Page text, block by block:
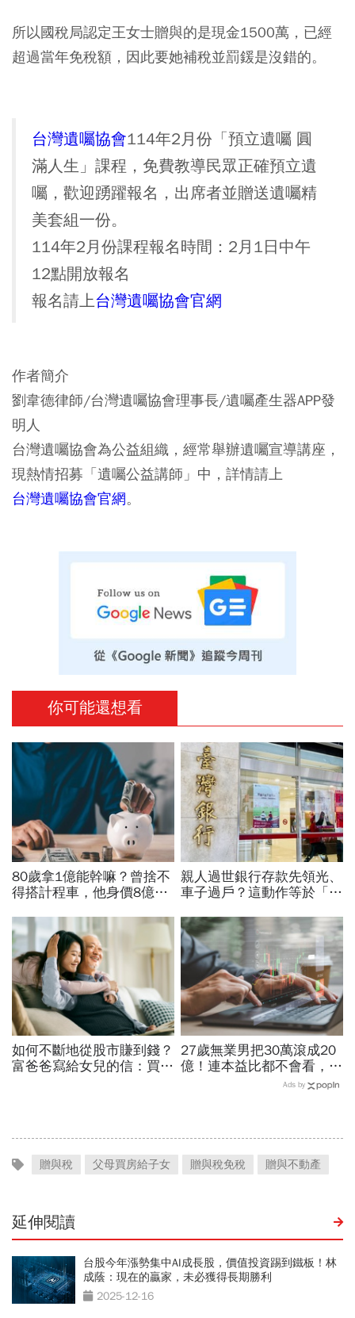
所以國稅局認定王女士贈與的是現金1500萬，已經
超過當年免稅額，因此要她補稅並罰鍰是沒錯的。
台灣遺囑協會114年2月份「預立遺囑 圓
滿人生」課程，免費教導民眾正確預立遺
囑，歡迎踴躍報名，出席者並贈送遺囑精
美套組一份。
114年2月份課程報名時間：2月1日中午
12點開放報名
報名請上台灣遺囑協會官網
作者簡介
劉韋德律師/台灣遺囑協會理事長/遺囑產生器APP發
明人
台灣遺囑協會為公益組織，經常舉辦遺囑宣導講座，
現熱情招募「遺囑公益講師」中，詳情請上
台灣遺囑協會官網。
你可能還想看
80歲拿1億能幹嘛？曾捨不
得搭計程車，他身價8億後
期」：這3件事花錢別手軟
親人過世銀行存款先領光、
車子過戶？這動作等於「叫
恐背官司！財產正確處理流
程
如何不斷地從股市賺到錢？
富爸爸寫給女兒的信：買股
27歲無業男把30萬滾成20
億！連本益比都不會看，氣
死一堆金融專家…財產5年
Ads by
贈與稅 父母買房給子女 贈與稅免稅 贈與不動產
延伸閱讀
台股今年漲勢集中AI成長股，價值投資踢到鐵板！林
成蔭：現在的贏家，未必獲得長期勝利
2025-12-16